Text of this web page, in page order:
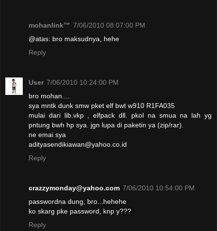
mohanlink™ 7/06/2010 08:07:00 PM
@atas: bro maksudnya, hehe
Reply
User 7/06/2010 10:24:00 PM
bro mohan....
sya mntk dunk smw pket elf bwt w910 R1FA035
mulai dari lib.vkp , elfpack dll. pkol na smua na lah yg
pntung bwh hp sya. jgn lupa di paketin ya (zip/rar).
ne emai sya
adityasendikiawan@yahoo.co.id
Reply
crazzymonday@yahoo.com 7/06/2010 10:54:00 PM
passwordna dung, bro...hehehe
ko skarg pke password, knp y???
Reply